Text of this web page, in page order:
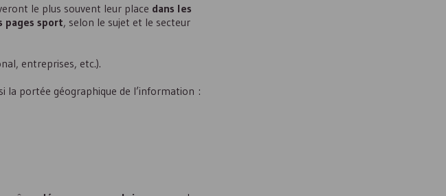
le plus souvent leur place dans les
pages sport, selon le sujet et le secteur
entreprises, etc.).
la portée géographique de l’information :